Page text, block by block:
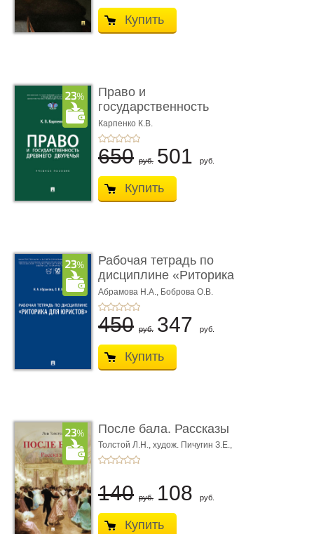
Купить
Право и
государственность
Древнего Двуречья. �
...
Карпенко К.В.
650 руб. 501 руб.
Купить
Рабочая тетрадь по
дисциплине «Риторика
для ю� ...
Абрамова Н.А., Боброва О.В.
450 руб. 347 руб.
Купить
После бала. Рассказы
Толстой Л.Н., худож. Пичугин З.Е.,
худож. Лебедев А.И.,
140 руб. 108 руб.
Купить